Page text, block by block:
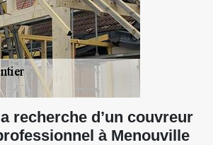
recherche d’un couvreur
à Menouville